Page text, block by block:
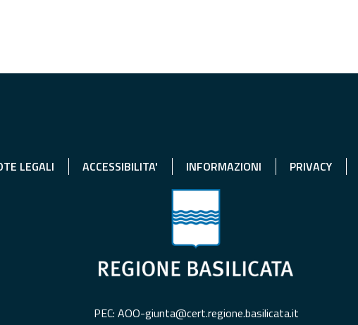
LEGALI ACCESSIBILITA' INFORMAZIONI PRIVACY
PEC: AOO-giunta@cert.regione.basilicata.it